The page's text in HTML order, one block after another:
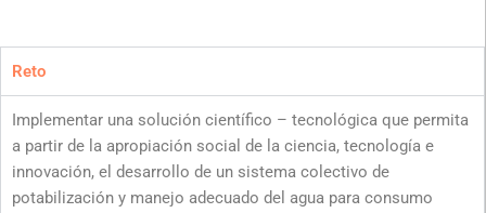
Reto
Implementar una solución científico – tecnológica que permita
a partir de la apropiación social de la ciencia, tecnología e
innovación, el desarrollo de un sistema colectivo de
potabilización y manejo adecuado del agua para consumo